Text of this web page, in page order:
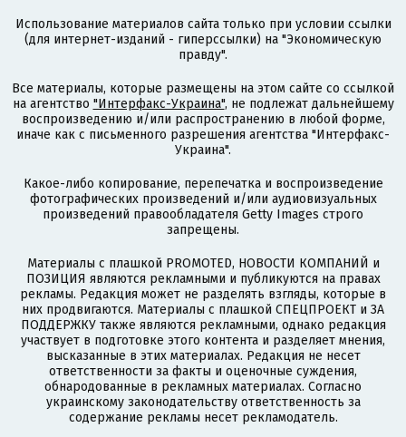
Использование материалов сайта только при условии ссылки
(для интернет-изданий - гиперссылки) на "Экономическую
правду".
Все материалы, которые размещены на этом сайте со ссылкой
на агентство "Интерфакс-Украина", не подлежат дальнейшему
воспроизведению и/или распространению в любой форме,
иначе как с письменного разрешения агентства "Интерфакс-
Украина".
Какое-либо копирование, перепечатка и воспроизведение
фотографических произведений и/или аудиовизуальных
произведений правообладателя Getty Images строго
запрещены.
Материалы с плашкой PROMOTED, НОВОСТИ КОМПАНИЙ и
ПОЗИЦИЯ являются рекламными и публикуются на правах
рекламы. Редакция может не разделять взгляды, которые в
них продвигаются. Материалы с плашкой СПЕЦПРОЕКТ и ЗА
ПОДДЕРЖКУ также являются рекламными, однако редакция
участвует в подготовке этого контента и разделяет мнения,
высказанные в этих материалах. Редакция не несет
ответственности за факты и оценочные суждения,
обнародованные в рекламных материалах. Согласно
украинскому законодательству ответственность за
содержание рекламы несет рекламодатель.